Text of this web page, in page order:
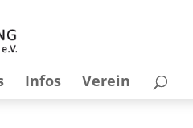
Infos Verein